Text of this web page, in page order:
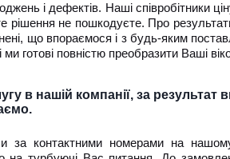
і дефектів. Наші співробітники
рішення не пошкодуєте. Про
що впораємося і з будь-яким
готові повністю преобразити Ваші
в нашій компанії, за результат
за контактними номерами на